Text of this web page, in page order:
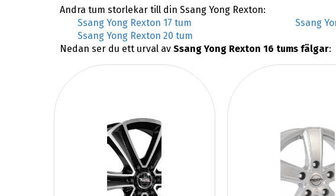
Andra tum storlekar till din Ssang Yong Rexton:
Ssang Yong Rexton 17 tum
Ssang
Ssang Yong Rexton 20 tum
Nedan ser du ett urval av Ssang Yong Rexton 16 tums fälgar: